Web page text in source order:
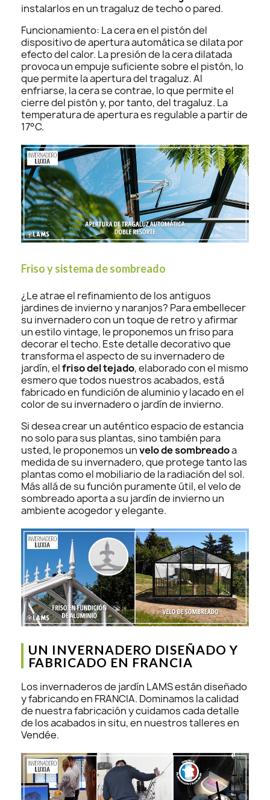
instalarlos en un tragaluz de techo o pared.
Funcionamiento: La cera en el pistón del
dispositivo de apertura automática se dilata por
efecto del calor. La presión de la cera dilatada
provoca un empuje suficiente sobre el pistón, lo
que permite la apertura del tragaluz. Al
enfriarse, la cera se contrae, lo que permite el
cierre del pistón y, por tanto, del tragaluz. La
temperatura de apertura es regulable a partir de
17°C.
Friso y sistema de sombreado
¿Le atrae el refinamiento de los antiguos
jardines de invierno y naranjos? Para embellecer
su invernadero con un toque de retro y afirmar
un estilo vintage, le proponemos un friso para
decorar el techo. Este detalle decorativo que
transforma el aspecto de su invernadero de
jardín, elfriso del tejado, elaborado con el mismo
esmero que todos nuestros acabados, está
fabricado en fundición de aluminio y lacado en el
color de su invernadero o jardín de invierno.
Si desea crear un auténtico espacio de estancia
no solo para sus plantas, sino también para
usted, le proponemos unvelo de sombreadoa
medida de su invernadero, que protege tanto las
plantas como el mobiliario de la radiación del sol.
Más allá de su función puramente útil, el velo de
sombreado aporta a su jardín de invierno un
ambiente acogedor y elegante.
UN INVERNADERO DISEÑADO Y
FABRICADO EN FRANCIA
Los invernaderos de jardín LAMS están diseñado
y fabricando en FRANCIA. Dominamos la calidad
de nuestra fabricación y cuidamos cada detalle
de los acabados in situ, en nuestros talleres en
Vendée.